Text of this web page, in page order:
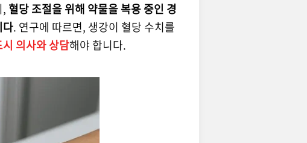
, 혈당 조절을 위해 약물을 복용 중인 경
다. 연구에 따르면, 생강이 혈당 수치를
의사와 상담해야 합니다.